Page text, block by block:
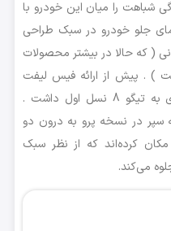
شباهت را میان این خودرو با
جلو خودرو در سبک طراحی
( که حالا در بیشتر محصولات
) . پیش از ارائه فیس لیفت
تحت نام پرو ، شباهت بسیار زیادی به تیگو 8 نسل اول داشت .
سپر در نسخه پرو به درون دو
کرده‌اند که از نظر سبک
می‌کند.